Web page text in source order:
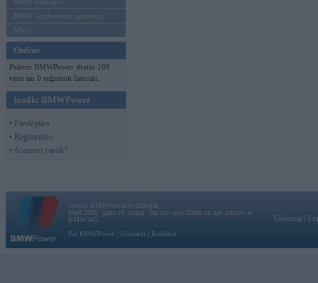
BMW konkurentu jaunumi
Moto
Online
Pašreiz BMWPower skatās 108
viesi un 0 reģistrēti lietotāji.
Ienākt BMWPower
• Pieslēgties
• Reģistrēties
• Aizmirsi paroli?
Vortāls BMWPower.lv darbojas
kopš 2002. gada 14. maija. Tas nav auto klubs un nav saistīts ar
BMW AG.
Par BMWPower
Kontakti Reklāma
Galvena